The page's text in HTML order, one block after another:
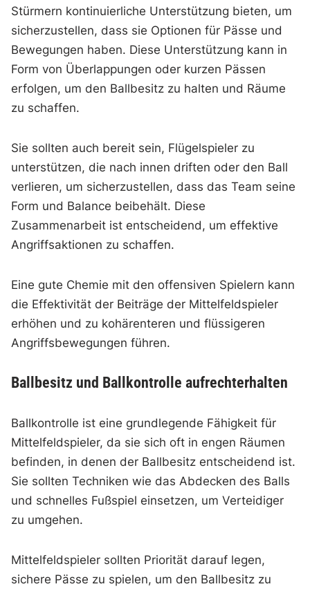
Stürmern kontinuierliche Unterstützung bieten, um
sicherzustellen, dass sie Optionen für Pässe und
Bewegungen haben. Diese Unterstützung kann in
Form von Überlappungen oder kurzen Pässen
erfolgen, um den Ballbesitz zu halten und Räume
zu schaffen.
Sie sollten auch bereit sein, Flügelspieler zu
unterstützen, die nach innen driften oder den Ball
verlieren, um sicherzustellen, dass das Team seine
Form und Balance beibehält. Diese
Zusammenarbeit ist entscheidend, um effektive
Angriffsaktionen zu schaffen.
Eine gute Chemie mit den offensiven Spielern kann
die Effektivität der Beiträge der Mittelfeldspieler
erhöhen und zu kohärenteren und flüssigeren
Angriffsbewegungen führen.
Ballbesitz und Ballkontrolle aufrechterhalten
Ballkontrolle ist eine grundlegende Fähigkeit für
Mittelfeldspieler, da sie sich oft in engen Räumen
befinden, in denen der Ballbesitz entscheidend ist.
Sie sollten Techniken wie das Abdecken des Balls
und schnelles Fußspiel einsetzen, um Verteidiger
zu umgehen.
Mittelfeldspieler sollten Priorität darauf legen,
sichere Pässe zu spielen, um den Ballbesitz zu